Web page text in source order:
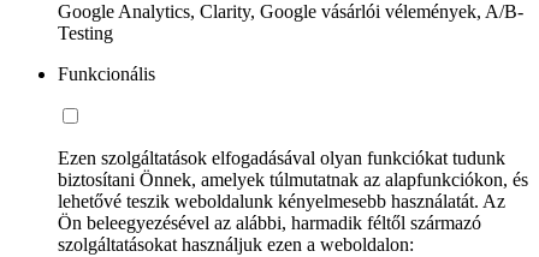
Google Analytics, Clarity, Google vásárlói vélemények, A/B-
Testing
Funkcionális
Ezen szolgáltatások elfogadásával olyan funkciókat tudunk
biztosítani Önnek, amelyek túlmutatnak az alapfunkciókon, és
lehetővé teszik weboldalunk kényelmesebb használatát. Az
Ön beleegyezésével az alábbi, harmadik féltől származó
szolgáltatásokat használjuk ezen a weboldalon: